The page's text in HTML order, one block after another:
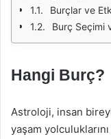
Burçlar ve
Burç Seçimi
Hangi Burç?
Astroloji, insan
yaşam